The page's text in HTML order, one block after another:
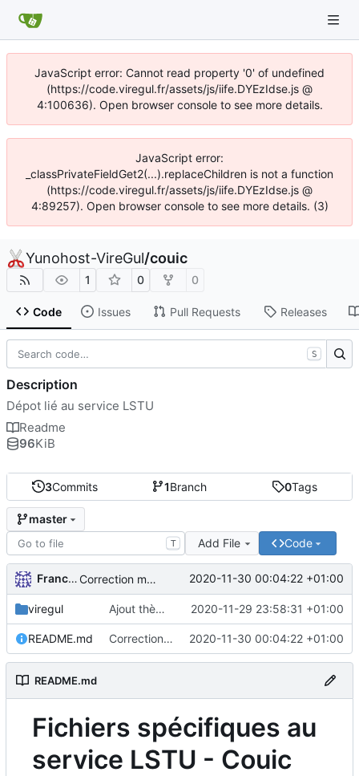
JavaScript error: Cannot read property '0' of undefined
(https://code.viregul.fr/assets/js/iife.DYEzIdse.js @
4:100636). Open browser console to see more details.
JavaScript error:
_classPrivateFieldGet2(...).replaceChildren is not a function
(https://code.viregul.fr/assets/js/iife.DYEzIdse.js @
4:89257). Open browser console to see more details. (3)
Yunohost-VireGul/couic
1 0 0
Code Issues Pull Requests Releases
3Commits 1Branch 0Tags
master
T Add File Code
FrancoisA Correction markdown 2020-11-30 00:04:22 +01:00
viregul Ajout thème Viregul 2020-11-29 23:58:31 +01:00
README.md Correction markdown 2020-11-30 00:04:22 +01:00
README.md
Fichiers spécifiques au
service LSTU - Couic
S
Description
Dépot lié au service LSTU
Readme
96KiB